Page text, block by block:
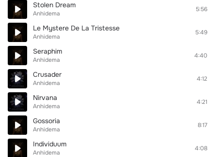
Stolen Dream
Anhidema
5:56
Le Mystere De La Tristesse
Anhidema
5:49
Seraphim
Anhidema
4:40
Crusader
Anhidema
4:12
Nirvana
Anhidema
4:21
Gossoria
Anhidema
8:17
Individuum
Anhidema
4:08